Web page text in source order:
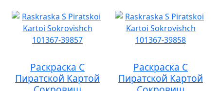
Раскраска С
Пиратской Картой
Раскраска С
Пиратской Картой